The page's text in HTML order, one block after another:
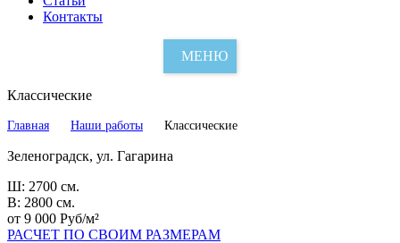
Контакты
МЕНЮ
Классические
Главная Наши работы Классические
Зеленоградск, ул. Гагарина
Ш: 2700 см.
В: 2800 см.
от 9 000 Руб/м²
РАСЧЕТ ПО СВОИМ РАЗМЕРАМ